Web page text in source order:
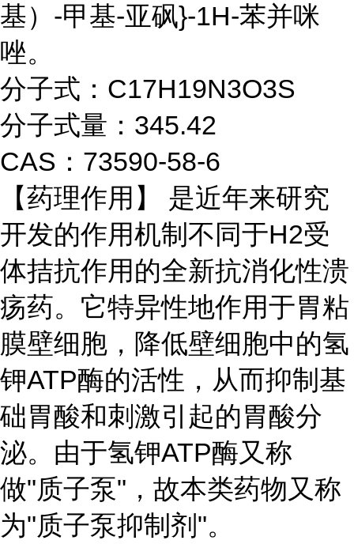
基）-甲基-亚砜}-1H-苯并咪
唑。
分子式：C17H19N3O3S
分子式量：345.42
CAS：73590-58-6
【药理作用】 是近年来研究
开发的作用机制不同于H2受
体拮抗作用的全新抗消化性溃
疡药。它特异性地作用于胃粘
膜壁细胞，降低壁细胞中的氢
钾ATP酶的活性，从而抑制基
础胃酸和刺激引起的胃酸分
泌。由于氢钾ATP酶又称
做"质子泵"，故本类药物又称
为"质子泵抑制剂"。